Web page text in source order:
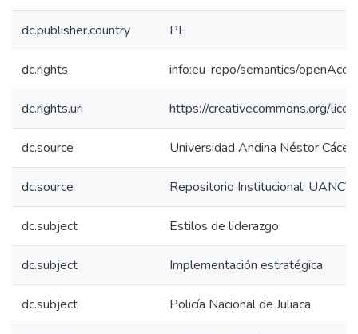
dc.publisher.country PE
dc.rights info:eu-repo/semantics/
dc.rights.uri https://creativecommons.org/
dc.source Universidad Andina Néstor
dc.source Repositorio Institucional. UANCV
dc.subject Estilos de liderazgo
dc.subject Implementación estratégica
dc.subject Policía Nacional de Juliaca